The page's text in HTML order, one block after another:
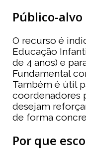
Público-alvo
O recurso é
Educação
de 4 anos) e
Fundamental
Também é útil
coordenadores
desejam
de forma
Por que